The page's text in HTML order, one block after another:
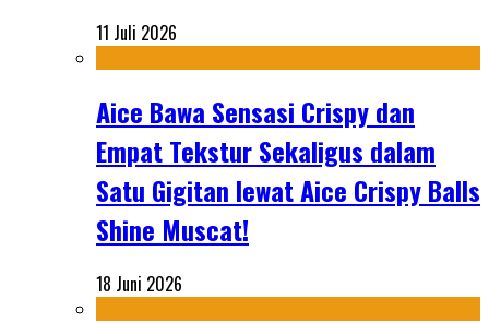
11 Juli 2026
Aice Bawa Sensasi Crispy dan
Empat Tekstur Sekaligus dalam
Satu Gigitan lewat Aice Crispy Balls
Shine Muscat!
18 Juni 2026